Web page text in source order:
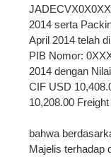
2014 serta
April 2014 telah
PIB Nomor:
2014 dengan
CIF USD
10,208.00 Freight
bahwa
Majelis terhadap